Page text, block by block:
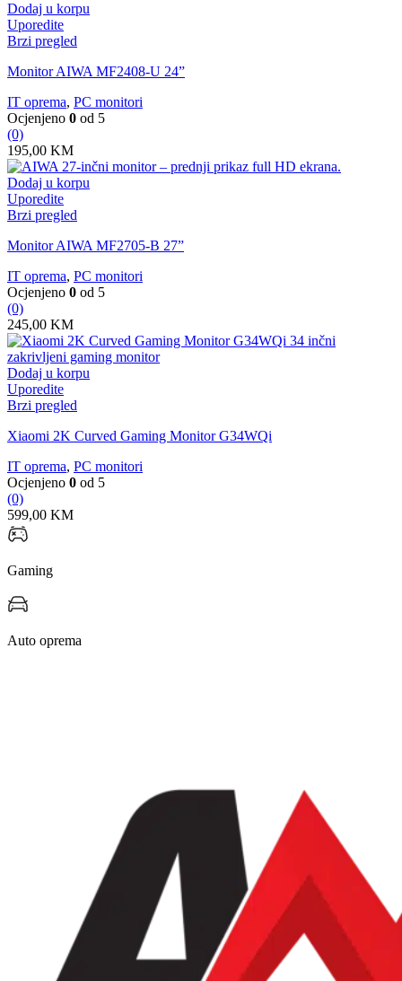
Dodaj u korpu
Uporedite
Brzi pregled
Monitor AIWA MF2408-U 24”
IT oprema, PC monitori
Ocjenjeno 0 od 5
(0)
195,00 KM
Dodaj u korpu
Uporedite
Brzi pregled
Monitor AIWA MF2705-B 27”
IT oprema, PC monitori
Ocjenjeno 0 od 5
(0)
245,00 KM
Dodaj u korpu
Uporedite
Brzi pregled
Xiaomi 2K Curved Gaming Monitor G34WQi
IT oprema, PC monitori
Ocjenjeno 0 od 5
(0)
599,00 KM
Gaming
Auto oprema